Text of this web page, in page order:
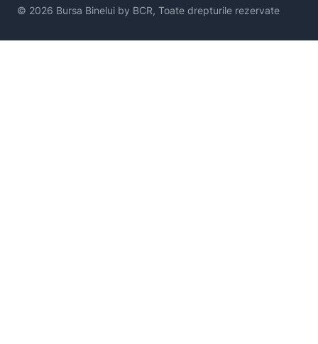
© 2026 Bursa Binelui by BCR, Toate drepturile rezervate